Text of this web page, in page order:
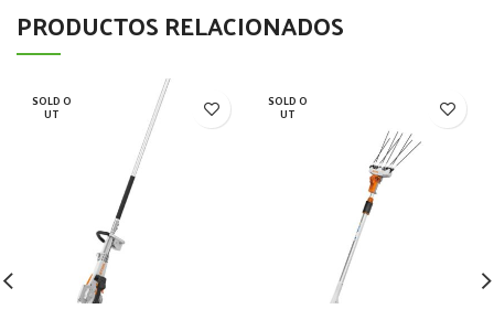
PRODUCTOS RELACIONADOS
SOLD O
UT
SOLD O
UT